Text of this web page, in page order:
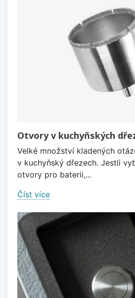
Otvory v kuchyňských
Velké množství kladených
v kuchyňský dřezech. Jestli
otvory pro baterii,...
Číst více